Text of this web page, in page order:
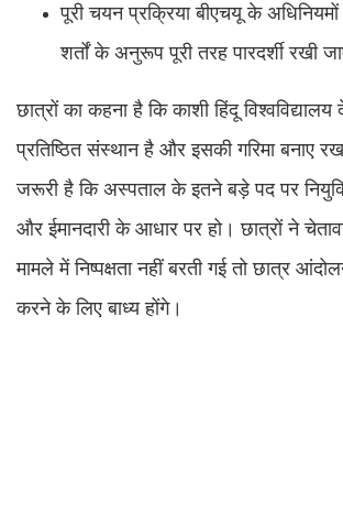
पूरी चयन प्रक्रिया बीएचयू के अधिनियमों
शर्तों के अनुरूप पूरी तरह पारदर्शी रखी
छात्रों का कहना है कि काशी हिंदू
प्रतिष्ठित संस्थान है और इसकी गरिमा बनाए
जरूरी है कि अस्पताल के इतने बड़े पद पर
और ईमानदारी के आधार पर हो। छात्रों ने
मामले में निष्पक्षता नहीं बरती गई तो छात्र
करने के लिए बाध्य होंगे।